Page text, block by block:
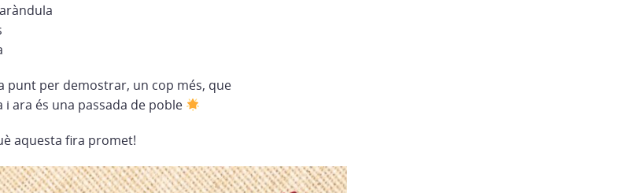
punt per demostrar, un cop més, que
ara és una passada de poble
aquesta fira promet!